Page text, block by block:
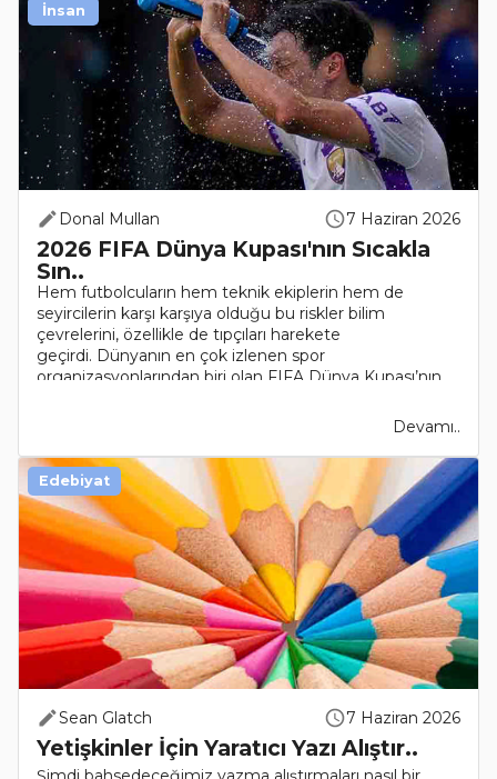
Donal Mullan 7 Haziran 2026
2026 FIFA Dünya Kupası'nın Sıcakla
Sın..
Hem futbolcuların hem teknik ekiplerin hem de
seyircilerin karşı karşıya olduğu bu riskler bilim
çevrelerini, özellikle de tıpçıları harekete
geçirdi. Dünyanın en çok izlenen spor
organizasyonlarından biri olan FIFA Dünya Kupası’nın
Devamı..
İnsan
Sean Glatch 7 Haziran 2026
Yetişkinler İçin Yaratıcı Yazı Alıştır..
Edebiyat